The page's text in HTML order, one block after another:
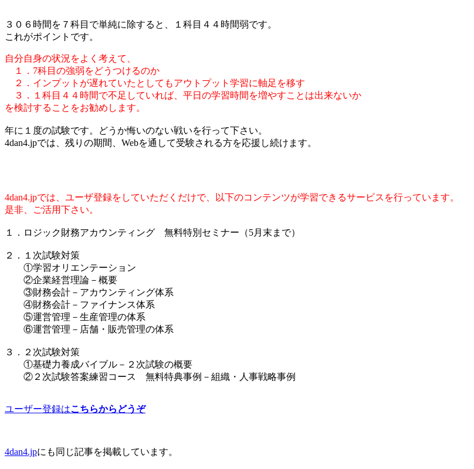
３０６時間を７科目で単純に除すると、１科目４４時間弱です。
これがポイントです。
自分自身の状況をよく考えて、
１．7科目の強弱をどうつけるのか
２．インプットが遅れていたとしてもアウトプット学習に軸足を移す
３．１科目４４時間で不足していれば、平日の学習時間を増やすことは出来ないか
を検討することをお勧めします。
年に１度の試験です。どうか悔いのない戦いを行って下さい。
4dan4.jpでは、残りの期間、Webを通して受験される方を応援し続けます。
4dan4.jpでは、ユーザ登録をしていただくだけで、以下のコンテンツが学習できるサービスを行っています。
是非、ご活用下さい。
１．ロジック財務アカウンティング 無料特別セミナー（5月末まで）
２．１次試験対策
①学習オリエンテーション
②企業経営理論－概要
③財務会計－アカウンティング体系
④財務会計－ファイナンス体系
⑤運営管理－生産管理の体系
⑥運営管理－店舗・販売管理の体系
３．２次試験対策
①基礎力養成バイブル－２次試験の概要
②２次試験答案練習コース 無料特典事例－組織・人事戦略事例
ユーザー登録はこちらからどうぞ
4dan4.jpにも同じ記事を掲載しています。